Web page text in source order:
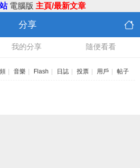
電腦版 主頁/最新文章
分享
我的分享 隨便看看
音樂 Flash 日誌 投票 用戶 帖子